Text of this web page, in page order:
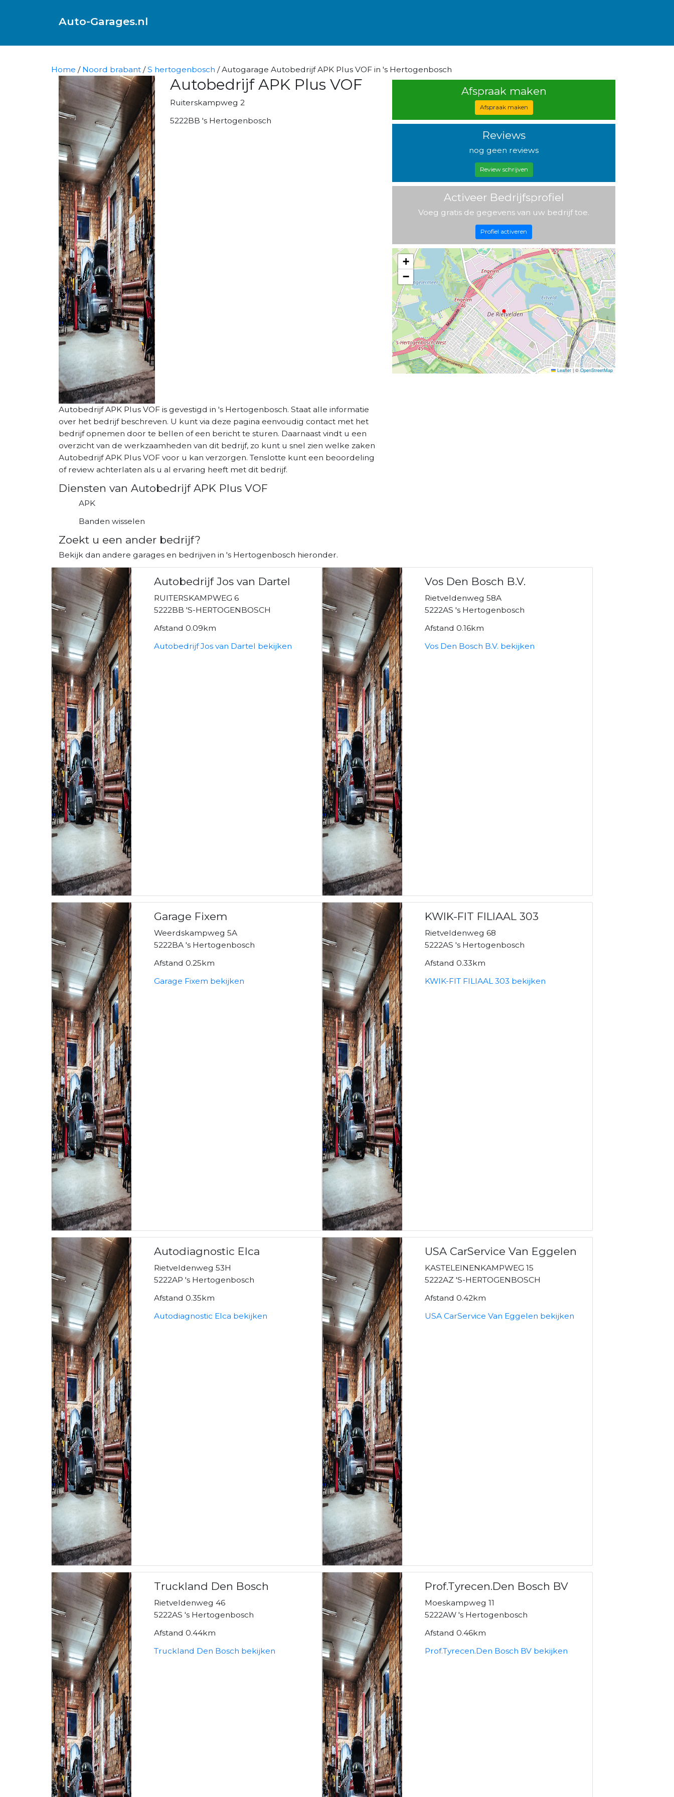
Auto-Garages.nl
Home / Noord brabant /S hertogenbosch / Autogarage Autobedrijf APK Plus VOF in 's Hertogenbosch
Autobedrijf APK Plus VOF
Ruiterskampweg 2
5222BB 's Hertogenbosch
Autobedrijf APK Plus VOF is gevestigd in 's Hertogenbosch. Staat alle informatie
over het bedrijf beschreven. U kunt via deze pagina eenvoudig contact met het
bedrijf opnemen door te bellen of een bericht te sturen. Daarnaast vindt u een
overzicht van de werkzaamheden van dit bedrijf, zo kunt u snel zien welke zaken
Autobedrijf APK Plus VOF voor u kan verzorgen. Tenslotte kunt een beoordeling
of review achterlaten als u al ervaring heeft met dit bedrijf.
Diensten van Autobedrijf APK Plus VOF
APK
Banden wisselen
Afspraak maken
Afspraak maken
Reviews
nog geen reviews
Review schrijven
Activeer Bedrijfsprofiel
Voeg gratis de gegevens van uw bedrijf toe.
Profiel activeren
+
−
Leaflet | ©OpenStreetMap
Zoekt u een ander bedrijf?
Bekijk dan andere garages en bedrijven in 's Hertogenbosch hieronder.
Autobedrijf Jos van Dartel
RUITERSKAMPWEG 6
5222BB 'S-HERTOGENBOSCH
Afstand 0.09km
Autobedrijf Jos van Dartel bekijken
Vos Den Bosch B.V.
Rietveldenweg 58A
5222AS 's Hertogenbosch
Afstand 0.16km
Vos Den Bosch B.V. bekijken
Garage Fixem
Weerdskampweg 5A
5222BA 's Hertogenbosch
Afstand 0.25km
Garage Fixem bekijken
KWIK-FIT FILIAAL 303
Rietveldenweg 68
5222AS 's Hertogenbosch
Afstand 0.33km
KWIK-FIT FILIAAL 303 bekijken
Autodiagnostic Elca
Rietveldenweg 53H
5222AP 's Hertogenbosch
Afstand 0.35km
Autodiagnostic Elca bekijken
USA CarService Van Eggelen
KASTELEINENKAMPWEG 15
5222AZ 'S-HERTOGENBOSCH
Afstand 0.42km
USA CarService Van Eggelen bekijken
Truckland Den Bosch
Rietveldenweg 46
5222AS 's Hertogenbosch
Afstand 0.44km
Truckland Den Bosch bekijken
Prof.Tyrecen.Den Bosch BV
Moeskampweg 11
5222AW 's Hertogenbosch
Afstand 0.46km
Prof.Tyrecen.Den Bosch BV bekijken